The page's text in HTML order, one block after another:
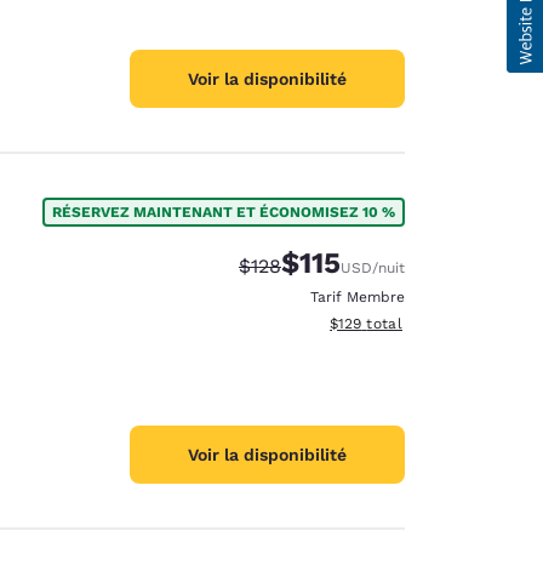
Voir la disponibilité
RÉSERVEZ MAINTENANT ET ÉCONOMISEZ 10 %
Tarif barré :
$128Tarif réduit :
$115USD/nuit
Tarif Membre
Afficher les détails du total
$129 total
Voir la disponibilité